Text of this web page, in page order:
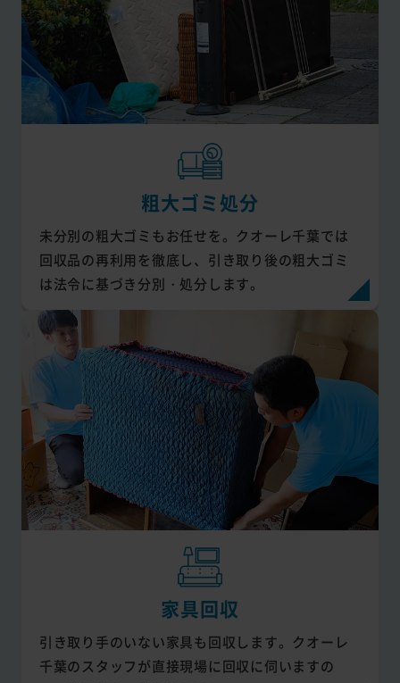
粗大ゴミ処分
未分別の粗大ゴミもお任せを。クオーレ千葉では
回収品の再利用を徹底し、引き取り後の粗大ゴミ
は法令に基づき分別・処分します。
家具回収
引き取り手のいない家具も回収します。クオーレ
千葉のスタッフが直接現場に回収に伺いますの